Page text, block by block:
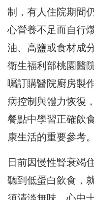
制，有人住院期間
心營養不足而自行
油、高鹽或食材成
衛生福利部桃園醫
囑訂購醫院廚房製
病控制與體力恢復
餐點中學習正確飲
康生活的重要參考。
日前因慢性腎衰竭
聽到低蛋白飲食，
須清淡無味，心中